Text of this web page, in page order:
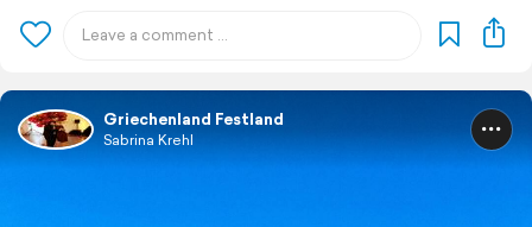
Griechenland Festland
Sabrina Krehl